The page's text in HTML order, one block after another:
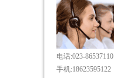
电话:023-86537110
手机:18623595122